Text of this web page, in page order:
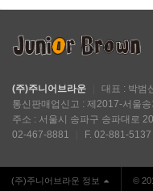
(주)주니어브라운 대표 : 박범
통신판매업신고 : 제2017-서울
주소 : 서울시 송파구 송파대로
02-467-8881
F. 02-881-5137
(주)주니어브라운 정보 ©